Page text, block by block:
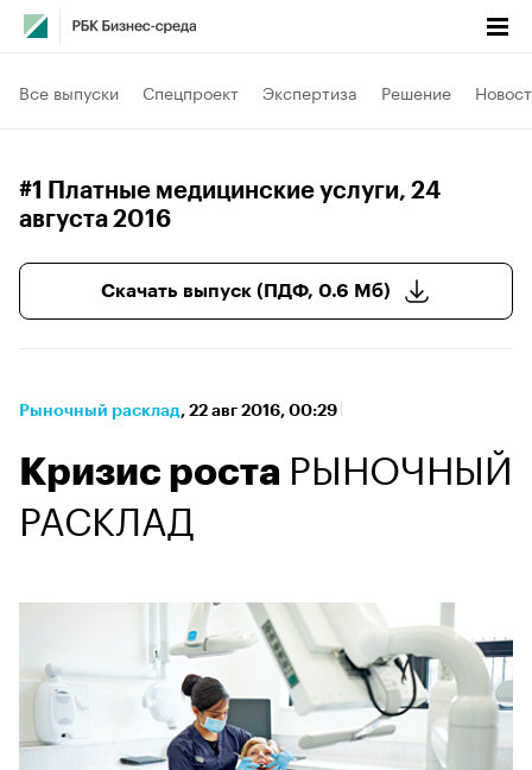
Все выпуски Спецпроект Экспертиза Решение
#1 Платные медицинские услуги, 24
августа 2016
Скачать выпуск (ПДФ, 0.6 Мб)
Рыночный расклад⁠, 22 авг 2016, 00:29
Кризис роста РЫНОЧНЫЙ
РАСКЛАД